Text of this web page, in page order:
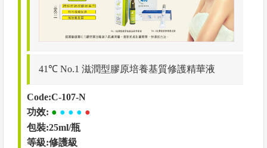
41℃ No.1 滋潤型膠原培養基質修護精華液
Code:C-107-N
功效: ● ● ● ● ●
包裝:25ml/瓶
等級:修護級